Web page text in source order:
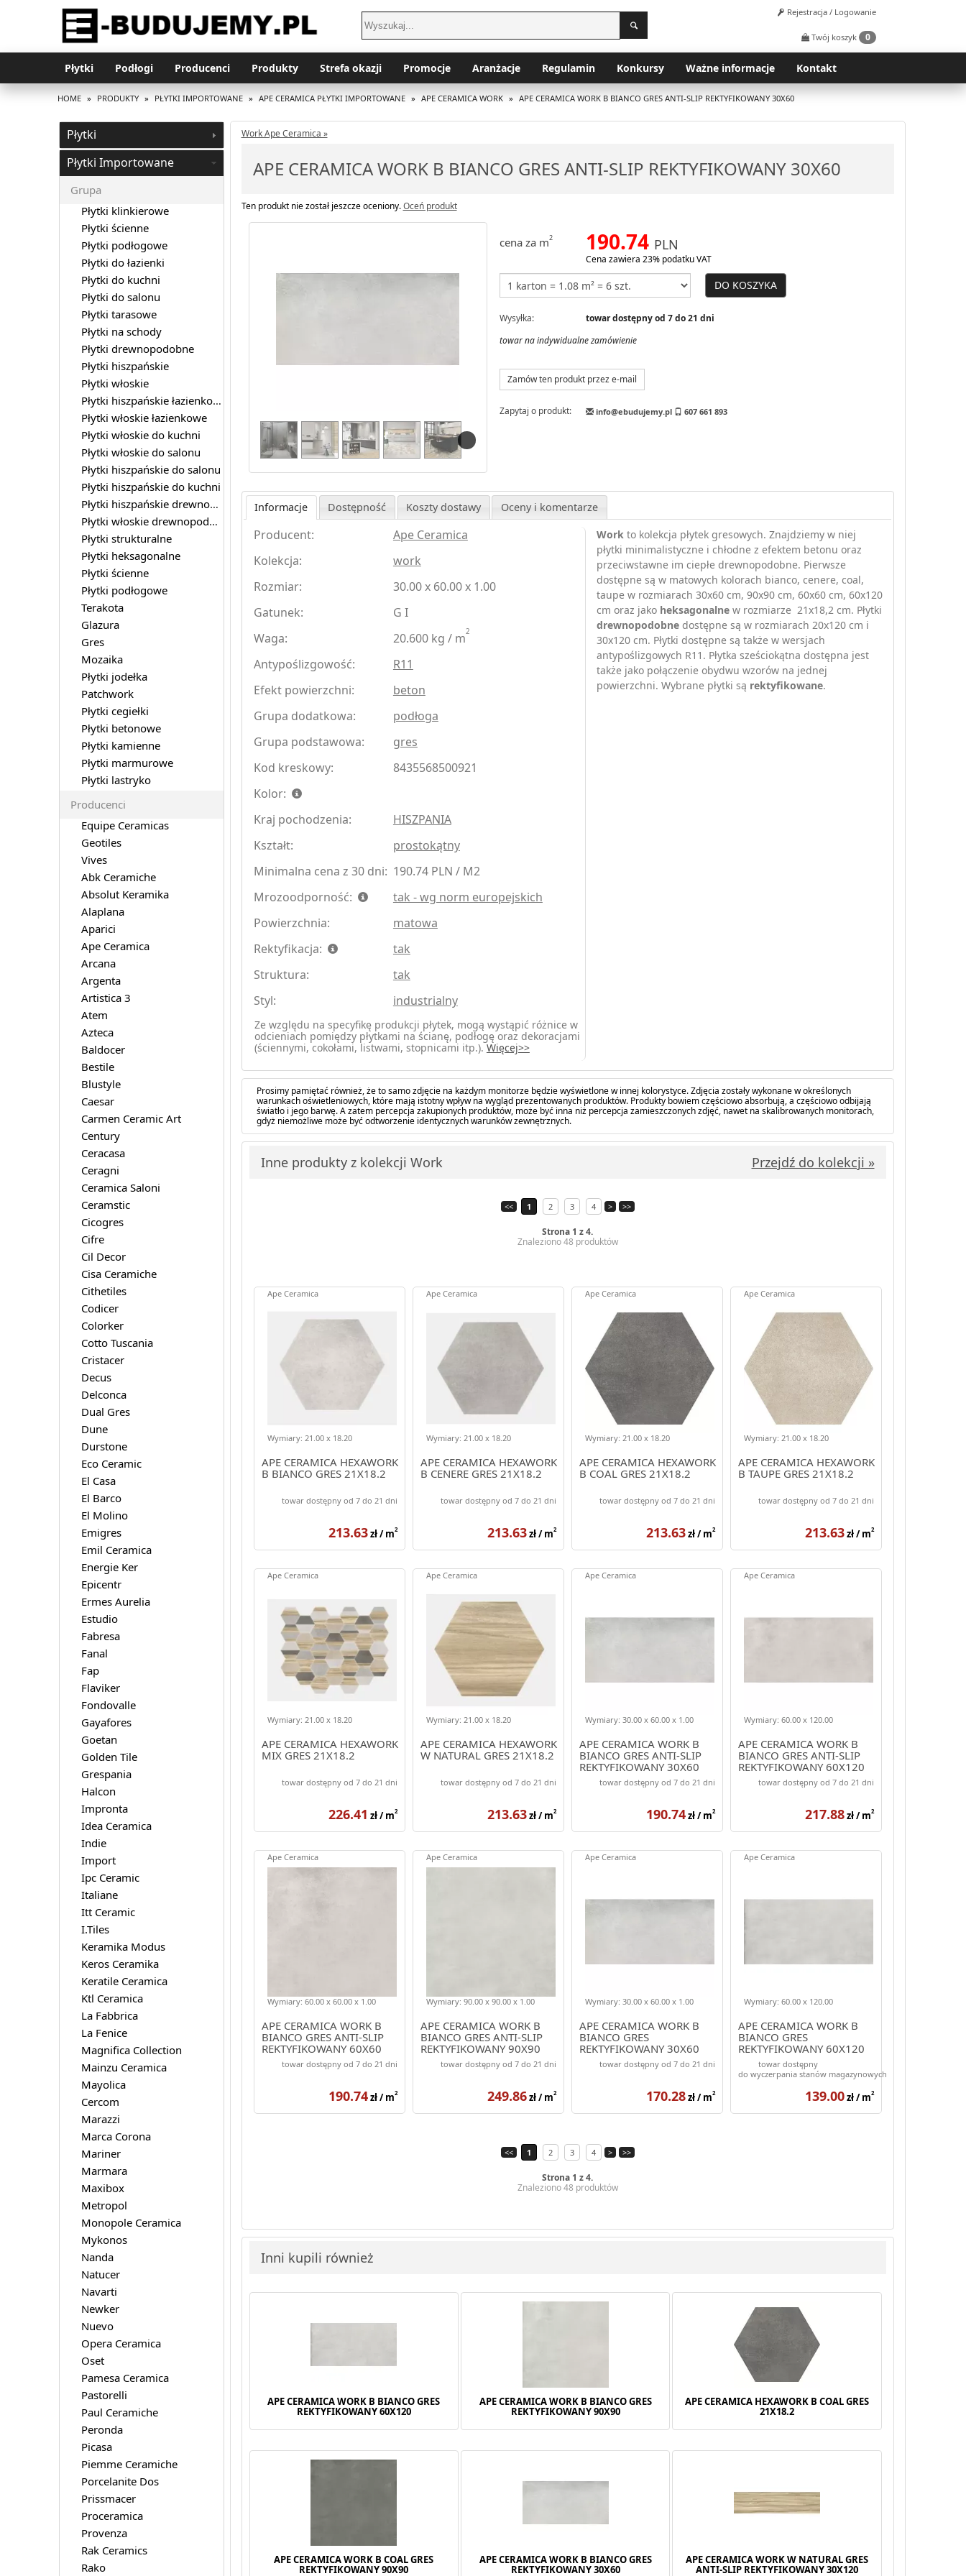
Rejestracja / Logowanie
Twój koszyk 0
Płytki Podłogi Producenci Produkty Strefa okazji Promocje Aranżacje Regulamin Konkursy Ważne informacje Kontakt
HOME » PRODUKTY » PŁYTKI IMPORTOWANE » APE CERAMICA PŁYTKI IMPORTOWANE » APE CERAMICA WORK » APE CERAMICA WORK B BIANCO GRES ANTI-SLIP REKTYFIKOWANY 30X60
Work Ape Ceramica »
APE CERAMICA WORK B BIANCO GRES ANTI-SLIP REKTYFIKOWANY 30X60
Ten produkt nie został jeszcze oceniony.Oceń produkt
cena za m2 190.74 PLN
Cena zawiera 23% podatku VAT
DO KOSZYKA
Wysyłka:
towar dostępny od 7 do 21 dni
towar na indywidualne zamówienie
Zamów ten produkt przez e-mail
Zapytaj o produkt: info@ebudujemy.pl 607 661 893
Informacje Dostępność Koszty dostawy Oceny i komentarze
Producent:
Ape Ceramica
Kolekcja:
work
Rozmiar:
30.00 x 60.00 x 1.00
Gatunek:
G I
Waga:
20.600 kg / m2
Antypoślizgowość:
R11
Efekt powierzchni:
beton
Grupa dodatkowa:
podłoga
Grupa podstawowa:
gres
Kod kreskowy:
8435568500921
Kolor:
Kraj pochodzenia:
HISZPANIA
Kształt:
prostokątny
Minimalna cena z 30 dni: 190.74 PLN / M2
Mrozoodporność:
tak - wg norm europejskich
Powierzchnia:
matowa
Rektyfikacja:
tak
Struktura:
tak
Styl:
industrialny
Ze względu na specyfikę produkcji płytek, mogą wystąpić różnice w
odcieniach pomiędzy płytkami na ścianę, podłogę oraz dekoracjami
(ściennymi, cokołami, listwami, stopnicami itp.). Więcej>>
Workto kolekcja płytek gresowych. Znajdziemy w niej
płytki minimalistyczne i chłodne z efektem betonu oraz
przeciwstawne im ciepłe drewnopodobne. Pierwsze
dostępne są w matowych kolorach bianco, cenere, coal,
taupe w rozmiarach 30x60 cm, 90x90 cm, 60x60 cm, 60x120
cm oraz jako heksagonalnew rozmiarze 21x18,2 cm. Płytki
drewnopodobnedostępne są w rozmiarach 20x120 cm i
30x120 cm. Płytki dostępne są także w wersjach
antypoślizgowych R11. Płytka sześciokątna dostępna jest
także jako połączenie obydwu wzorów na jednej
powierzchni. Wybrane płytki są rektyfikowane.
Prosimy pamiętać również, że to samo zdjęcie na każdym monitorze będzie wyświetlone w innej kolorystyce. Zdjęcia zostały wykonane w określonych
warunkach oświetleniowych, które mają istotny wpływ na wygląd prezentowanych produktów. Produkty bowiem częściowo absorbują, a częściowo odbijają
światło i jego barwę. A zatem percepcja zakupionych produktów, może być inna niż percepcja zamieszczonych zdjęć, nawet na skalibrowanych monitorach,
gdyż niemożliwe może być odtworzenie identycznych warunków zewnętrznych.
Inne produkty z kolekcji Work Przejdź do kolekcji »
<< 1 2 3 4 > >>
Strona 1 z 4.
Znaleziono 48 produktów
APE CERAMICA HEXAWORK
B BIANCO GRES 21X18.2
Wymiary: 21.00 x 18.20
Ape Ceramica
towar dostępny od 7 do 21 dni
213.63zł / m2
APE CERAMICA HEXAWORK
B CENERE GRES 21X18.2
Wymiary: 21.00 x 18.20
Ape Ceramica
towar dostępny od 7 do 21 dni
213.63zł / m2
APE CERAMICA HEXAWORK
B COAL GRES 21X18.2
Wymiary: 21.00 x 18.20
Ape Ceramica
towar dostępny od 7 do 21 dni
213.63zł / m2
APE CERAMICA HEXAWORK
B TAUPE GRES 21X18.2
Wymiary: 21.00 x 18.20
Ape Ceramica
towar dostępny od 7 do 21 dni
213.63zł / m2
APE CERAMICA HEXAWORK
MIX GRES 21X18.2
Wymiary: 21.00 x 18.20
Ape Ceramica
towar dostępny od 7 do 21 dni
226.41 zł / m2
APE CERAMICA HEXAWORK
W NATURAL GRES 21X18.2
Wymiary: 21.00 x 18.20
Ape Ceramica
towar dostępny od 7 do 21 dni
213.63zł / m2
APE CERAMICA WORK B
BIANCO GRES ANTI-SLIP
REKTYFIKOWANY 30X60
Wymiary: 30.00 x 60.00 x 1.00
Ape Ceramica
towar dostępny od 7 do 21 dni
190.74zł / m2
APE CERAMICA WORK B
BIANCO GRES ANTI-SLIP
REKTYFIKOWANY 60X120
Wymiary: 60.00 x 120.00
Ape Ceramica
towar dostępny od 7 do 21 dni
217.88zł / m2
APE CERAMICA WORK B
BIANCO GRES ANTI-SLIP
REKTYFIKOWANY 60X60
Wymiary: 60.00 x 60.00 x 1.00
Ape Ceramica
towar dostępny od 7 do 21 dni
190.74zł / m2
APE CERAMICA WORK B
BIANCO GRES ANTI-SLIP
REKTYFIKOWANY 90X90
Wymiary: 90.00 x 90.00 x 1.00
Ape Ceramica
towar dostępny od 7 do 21 dni
249.86zł / m2
APE CERAMICA WORK B
BIANCO GRES
REKTYFIKOWANY 30X60
Wymiary: 30.00 x 60.00 x 1.00
Ape Ceramica
towar dostępny od 7 do 21 dni
170.28zł / m2
APE CERAMICA WORK B
BIANCO GRES
REKTYFIKOWANY 60X120
Wymiary: 60.00 x 120.00
Ape Ceramica
towar dostępny
do wyczerpania stanów magazynowych
139.00zł / m2
<< 1 2 3 4 > >>
Strona 1 z 4.
Znaleziono 48 produktów
Inni kupili również
APE CERAMICA WORK B BIANCO GRES
REKTYFIKOWANY 60X120
APE CERAMICA WORK B BIANCO GRES
REKTYFIKOWANY 90X90
APE CERAMICA HEXAWORK B COAL GRES
21X18.2
APE CERAMICA WORK B COAL GRES
REKTYFIKOWANY 90X90
APE CERAMICA WORK B BIANCO GRES
REKTYFIKOWANY 30X60
APE CERAMICA WORK W NATURAL GRES
ANTI-SLIP REKTYFIKOWANY 30X120
Płytki
Płytki Importowane
Grupa
Płytki klinkierowe
Płytki ścienne
Płytki podłogowe
Płytki do łazienki
Płytki do kuchni
Płytki do salonu
Płytki tarasowe
Płytki na schody
Płytki drewnopodobne
Płytki hiszpańskie
Płytki włoskie
Płytki hiszpańskie łazienkowe
Płytki włoskie łazienkowe
Płytki włoskie do kuchni
Płytki włoskie do salonu
Płytki hiszpańskie do salonu
Płytki hiszpańskie do kuchni
Płytki hiszpańskie drewnopodobne
Płytki włoskie drewnopodobne
Płytki strukturalne
Płytki heksagonalne
Płytki ścienne
Płytki podłogowe
Terakota
Glazura
Gres
Mozaika
Płytki jodełka
Patchwork
Płytki cegiełki
Płytki betonowe
Płytki kamienne
Płytki marmurowe
Płytki lastryko
Producenci
Equipe Ceramicas
Geotiles
Vives
Abk Ceramiche
Absolut Keramika
Alaplana
Aparici
Ape Ceramica
Arcana
Argenta
Artistica 3
Atem
Azteca
Baldocer
Bestile
Blustyle
Caesar
Carmen Ceramic Art
Century
Ceracasa
Ceragni
Ceramica Saloni
Ceramstic
Cicogres
Cifre
Cil Decor
Cisa Ceramiche
Cithetiles
Codicer
Colorker
Cotto Tuscania
Cristacer
Decus
Delconca
Dual Gres
Dune
Durstone
Eco Ceramic
El Casa
El Barco
El Molino
Emigres
Emil Ceramica
Energie Ker
Epicentr
Ermes Aurelia
Estudio
Fabresa
Fanal
Fap
Flaviker
Fondovalle
Gayafores
Goetan
Golden Tile
Grespania
Halcon
Impronta
Idea Ceramica
Indie
Import
Ipc Ceramic
Italiane
Itt Ceramic
I.Tiles
Keramika Modus
Keros Ceramika
Keratile Ceramica
Ktl Ceramica
La Fabbrica
La Fenice
Magnifica Collection
Mainzu Ceramica
Mayolica
Cercom
Marazzi
Marca Corona
Mariner
Marmara
Maxibox
Metropol
Monopole Ceramica
Mykonos
Nanda
Natucer
Navarti
Newker
Nuevo
Opera Ceramica
Oset
Pamesa Ceramica
Pastorelli
Paul Ceramiche
Peronda
Picasa
Piemme Ceramiche
Porcelanite Dos
Prissmacer
Proceramica
Provenza
Rak Ceramics
Rako